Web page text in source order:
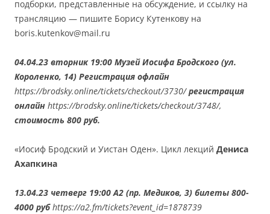
подборки, представленные на обсуждение, и ссылку на
трансляцию — пишите Борису Кутенкову на
boris.kutenkov@mail.ru
04.04.23 вторник 19:00 Музей Иосифа Бродского (ул.
Короленко, 14) Регистрация офлайн
https://brodsky.online/tickets/checkout/3730/регистрация
онлайн https://brodsky.online/tickets/checkout/3748/,
стоимость 800 руб.
«Иосиф Бродский и Уистан Оден». Цикл лекций Дениса
Ахапкина
13.04.23 четверг 19:00 А2 (пр. Медиков, 3) билеты 800-
4000 рубhttps://a2.fm/tickets?event_id=1878739